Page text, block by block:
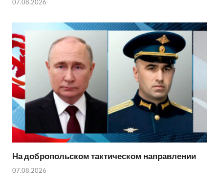
07.08.2026
На добропольском тактическом направлении
07.08.2026